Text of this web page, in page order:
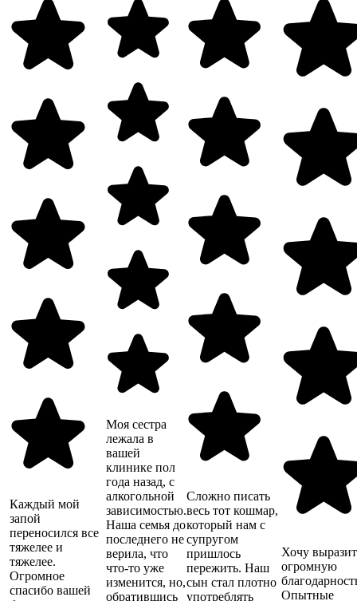
Каждый мой
запой
переносился все
тяжелее и
тяжелее.
Огромное
спасибо вашей
Моя сестра
лежала в
вашей
клинике пол
года назад, с
алкогольной
зависимостью.
Наша семья до
последнего не
верила, что
что-то уже
изменится, но,
обратившись
Сложно писать
весь тот кошмар,
который нам с
супругом
пришлось
пережить. Наш
сын стал плотно
употреблять
Хочу
огромную
Опытные